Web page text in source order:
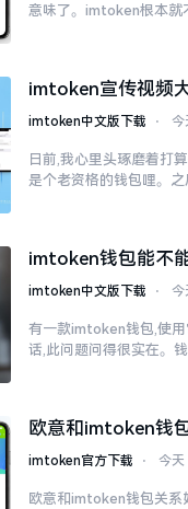
意味了。imtoken根本就
imtoken宣传视频
imtoken中文版下载 ⋅ 今
日前,我心里头琢磨着打
是个老资格的钱包哩。
imtoken钱包能不
imtoken中文版下载 ⋅ 今
有一款imtoken钱包,使
话,此问题问得很实在。
欧意和imtoken钱
imtoken官方下载 ⋅ 今天
欧意和imtoken钱包关系